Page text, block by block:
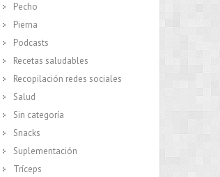
Pecho
Pierna
Podcasts
Recetas saludables
Recopilación redes sociales
Salud
Sin categoría
Snacks
Suplementación
Tríceps